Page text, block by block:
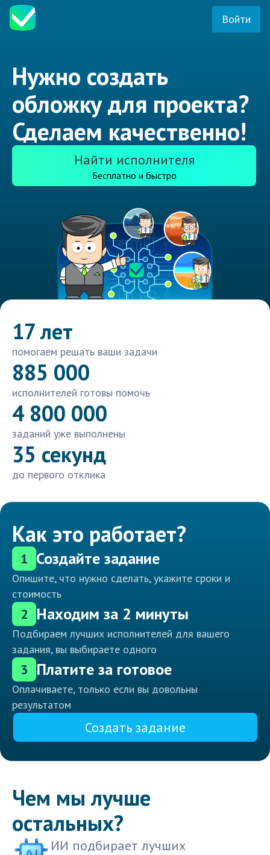
Войти
Нужно создать
обложку для проекта?
Сделаем качественно!
Найти исполнителя
Бесплатно и быстро
17 лет
помогаем решать ваши задачи
885 000
исполнителей готовы помочь
4 800 000
заданий уже выполнены
35 секунд
до первого отклика
Как это работает?
1 Создайте задание
Опишите, что нужно сделать, укажите сроки и
стоимость
2 Находим за 2 минуты
Подбираем лучших исполнителей для вашего
задания, вы выбираете одного
3 Платите за готовое
Оплачиваете, только если вы довольны
результатом
Создать задание
Чем мы лучше
остальных?
ИИ подбирает лучших